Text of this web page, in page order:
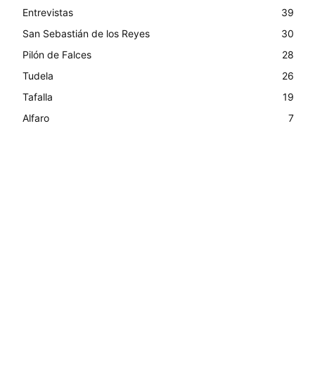
Entrevistas
39
San Sebastián de los Reyes
30
Pilón de Falces
28
Tudela
26
Tafalla
19
Alfaro
7